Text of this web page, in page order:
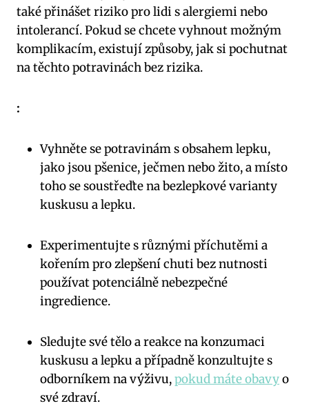
také přinášet riziko pro lidi s alergiemi nebo
intolerancí. Pokud se chcete vyhnout možným
komplikacím, existují způsoby, jak si pochutnat
na těchto potravinách bez rizika.
:
Vyhněte se potravinám s obsahem lepku,
jako jsou pšenice, ječmen nebo žito, a místo
toho se soustřeďte na bezlepkové varianty
kuskusu a lepku.
Experimentujte s různými příchutěmi a
kořením pro zlepšení chuti bez nutnosti
používat potenciálně nebezpečné
ingredience.
Sledujte své tělo a reakce na konzumaci
kuskusu a lepku a případně konzultujte s
odborníkem na výživu,pokud máte obavyo
své zdraví.